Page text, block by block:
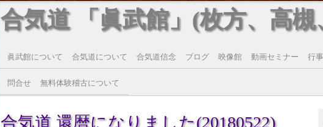
合気道 「眞武館」(枚方、高槻
眞武館について 合気道について 合気道信念 ブログ 映像館 動画セミナー 行
問合せ 無料体験稽古について
合気道 還暦になりました(20180522)